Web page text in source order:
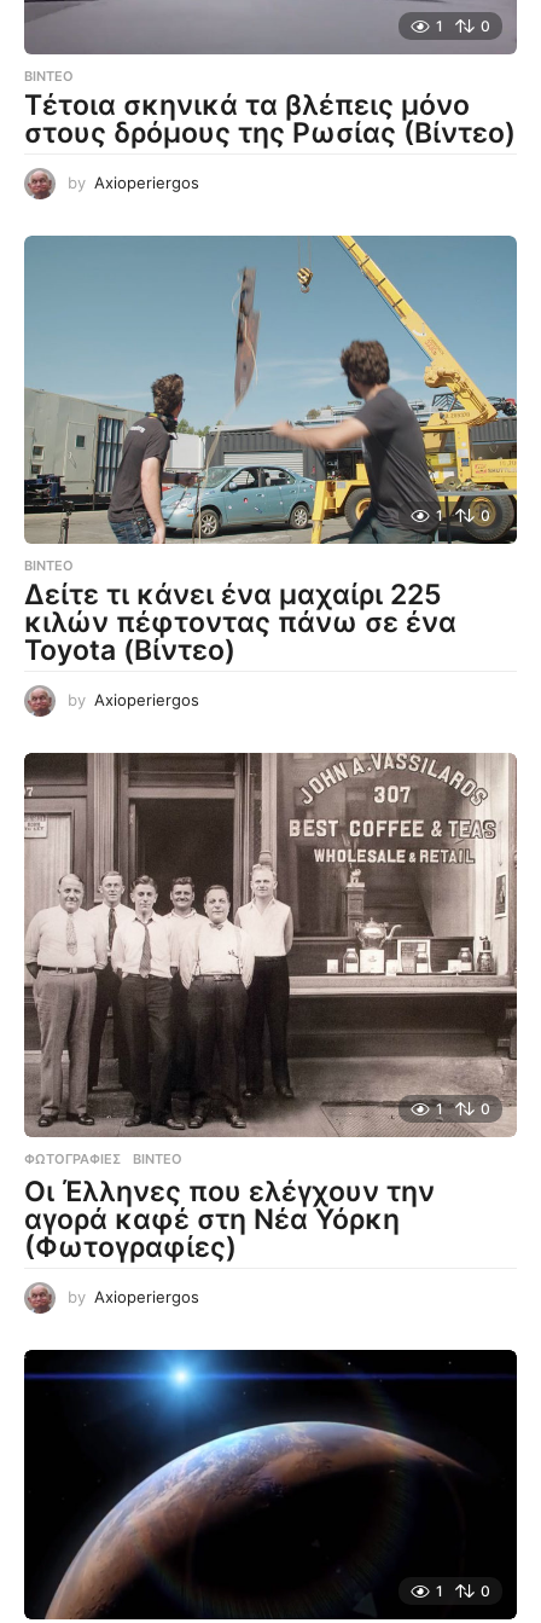
1 0
ΒΊΝΤΕΟ
Τέτοια σκηνικά τα βλέπεις μόνο
στους δρόμους της Ρωσίας (Βίντεο)
by Axioperiergos
1 0
ΒΊΝΤΕΟ
Δείτε τι κάνει ένα μαχαίρι 225
κιλών πέφτοντας πάνω σε ένα
Toyota (Βίντεο)
by Axioperiergos
1 0
ΦΩΤΟΓΡΑΦΊΕΣ ,ΒΊΝΤΕΟ
Οι Έλληνες που ελέγχουν την
αγορά καφέ στη Νέα Υόρκη
(Φωτογραφίες)
by Axioperiergos
1 0